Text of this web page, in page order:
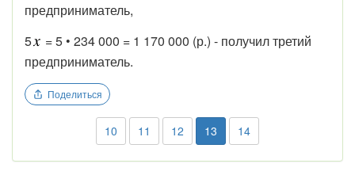
предприниматель,
5
= 5 • 234 000 = 1 170 000 (р.) - получил третий
предприниматель.
Поделиться
10 11 12 13 14